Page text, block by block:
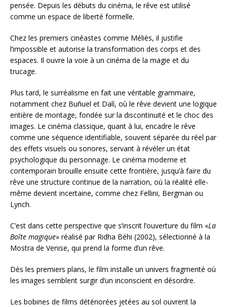
pensée. Depuis les débuts du cinéma, le rêve est utilisé
comme un espace de liberté formelle.
Chez les premiers cinéastes comme Méliès, il justifie
l’impossible et autorise la transformation des corps et des
espaces. Il ouvre la voie à un cinéma de la magie et du
trucage.
Plus tard, le surréalisme en fait une véritable grammaire,
notamment chez Buñuel et Dalí, où le rêve devient une logique
entière de montage, fondée sur la discontinuité et le choc des
images. Le cinéma classique, quant à lui, encadre le rêve
comme une séquence identifiable, souvent séparée du réel par
des effets visuels ou sonores, servant à révéler un état
psychologique du personnage. Le cinéma moderne et
contemporain brouille ensuite cette frontière, jusqu’à faire du
rêve une structure continue de la narration, où la réalité elle-
même devient incertaine, comme chez Fellini, Bergman ou
Lynch.
C’est dans cette perspective que s’inscrit l’ouverture du film «La
Boîte magique» réalisé par Ridha Béhi (2002), sélectionné à la
Mostra de Venise, qui prend la forme d’un rêve.
Dès les premiers plans, le film installe un univers fragmenté où
les images semblent surgir d’un inconscient en désordre.
Les bobines de films détériorées jetées au sol ouvrent la